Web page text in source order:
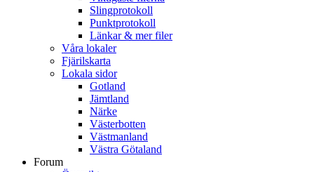
Slingprotokoll
Punktprotokoll
Länkar & mer filer
Våra lokaler
Fjärilskarta
Lokala sidor
Gotland
Jämtland
Närke
Västerbotten
Västmanland
Västra Götaland
Forum